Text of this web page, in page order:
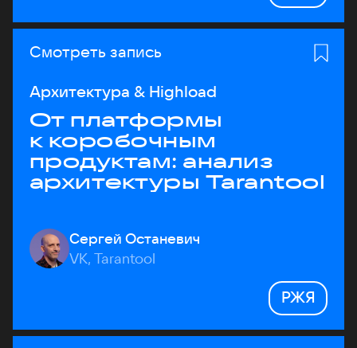
Смотреть запись
Архитектура & Highload
От платформы
к коробочным
продуктам: анализ
архитектуры Tarantool
Сергей Останевич
VK, Tarantool
РЖЯ